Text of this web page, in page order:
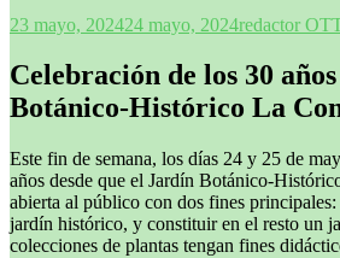
23 mayo, 202424 mayo, 2024redactor
Celebración de los 30
Botánico-Histórico La
Este fin de semana, los días 24 y 25 de
años desde que el Jardín Botánico-
abierta al público con dos fines
jardín histórico, y constituir en el resto un
colecciones de plantas tengan fines